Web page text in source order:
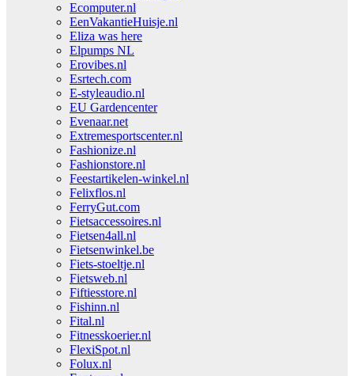
Ecomputer.nl
EenVakantieHuisje.nl
Eliza was here
Elpumps NL
Erovibes.nl
Esrtech.com
E-styleaudio.nl
EU Gardencenter
Evenaar.net
Extremesportscenter.nl
Fashionize.nl
Fashionstore.nl
Feestartikelen-winkel.nl
Felixflos.nl
FerryGut.com
Fietsaccessoires.nl
Fietsen4all.nl
Fietsenwinkel.be
Fiets-stoeltje.nl
Fietsweb.nl
Fiftiesstore.nl
Fishinn.nl
Fital.nl
Fitnesskoerier.nl
FlexiSpot.nl
Folux.nl